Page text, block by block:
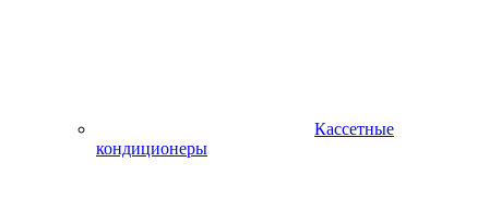
Кассетные
кондиционеры